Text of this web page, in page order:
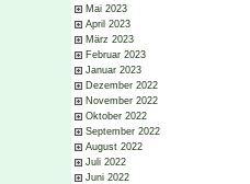
Mai 2023
April 2023
März 2023
Februar 2023
Januar 2023
Dezember 2022
November 2022
Oktober 2022
September 2022
August 2022
Juli 2022
Juni 2022